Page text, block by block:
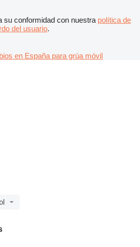
su conformidad con nuestra política de
del usuario.
en España para grúa móvil